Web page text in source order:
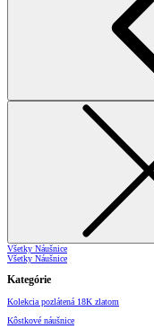
Všetky Náušnice
Všetky Náušnice
Kategórie
Kolekcia pozlátená 18K zlatom
Kôstkové náušnice